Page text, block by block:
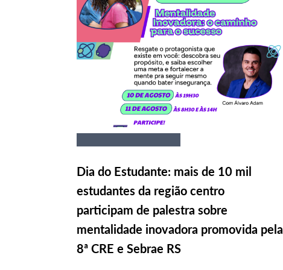
Dia do Estudante: mais de 10 mil
estudantes da região centro
participam de palestra sobre
mentalidade inovadora promovida pela
8ª CRE e Sebrae RS